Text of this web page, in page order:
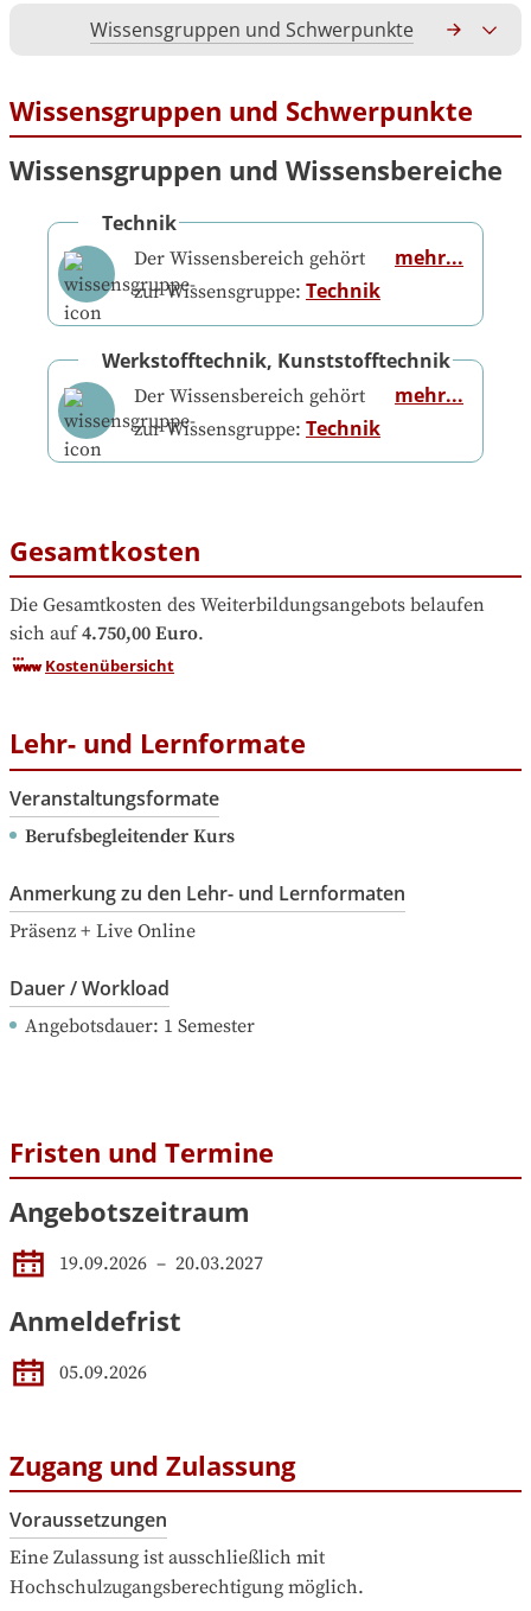
Wissensgruppen und Schwerpunkte
Wissensgruppen und Schwerpunkte
Wissensgruppen und Wissensbereiche
Technik
Der Wissensbereich gehört
zur Wissensgruppe: Technik
mehr...
Werkstofftechnik, Kunststofftechnik
Der Wissensbereich gehört
zur Wissensgruppe: Technik
mehr...
Gesamtkosten
Die Gesamtkosten des Weiterbildungsangebots belaufen
sich auf 4.750,00 Euro.
Kostenübersicht
Lehr- und Lernformate
Veranstaltungsformate
Berufsbegleitender Kurs
Anmerkung zu den Lehr- und Lernformaten
Präsenz + Live Online
Dauer / Workload
Angebotsdauer: 1 Semester
Fristen und Termine
Angebotszeitraum
19.09.2026 – 20.03.2027
Anmeldefrist
05.09.2026
Zugang und Zulassung
Voraussetzungen
Eine Zulassung ist ausschließlich mit
Hochschulzugangsberechtigung möglich.